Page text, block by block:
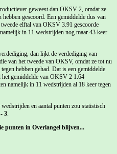
geweest dan OKSV 2, omdat ze
gescoord. Een gemiddelde dus van
elftal van OKSV 3.91 gescoorde
in 11 wedstrijden nog maar 43 keer
dan lijkt de verdediging van
van het tweede van OKSV, omdat ze tot nu
hebben gehad. Dat is een gemiddelde
gemiddelde van OKSV 2 1.64
namelijk in 11 wedstrijden al 18 keer tegen
en aantal punten zou statistisch
3.
punten in Overlangel blijven...
door OKSV 2: